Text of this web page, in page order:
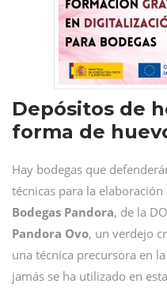
Depósitos de
forma de
Hay bodegas que
técnicas para la elaboración
Bodegas Pandora, de la
Pandora Ovo, un verdejo
una técnica precursora en
jamás se ha utilizado en